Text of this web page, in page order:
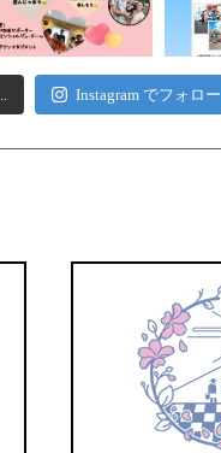
Instagram でフォロー